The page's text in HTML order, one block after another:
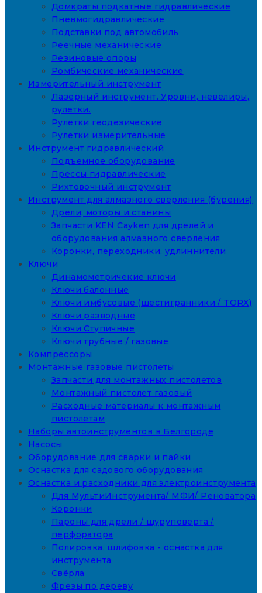
Домкраты подкатные гидравлические
Пневмогидравлические
Подставки под автомобиль
Реечные механические
Резиновые опоры
Ромбические механические
Измерительный инструмент
Лазерный инструмент. Уровни, невелиры,
рулетки.
Рулетки геодезические
Рулетки измерительные
Инструмент гидравлический
Подъемное оборудование
Прессы гидравлические
Рихтовочный инструмент
Инструмент для алмазного сверления (бурения)
Дрели, моторы и станины
Запчасти KEN Cayken для дрелей и
оборудования алмазного сверления
Коронки, переходники, удлиннители
Ключи
Динамометричекие ключи
Ключи балонные
Ключи имбусовые (шестигранники / TORX)
Ключи разводные
Ключи Ступичные
Ключи трубные / газовые
Компрессоры
Монтажные газовые пистолеты
Запчасти для монтажных пистолетов
Монтажный пистолет газовый
Расходные материалы к монтажным
пистолетам
Наборы автоинструментов в Белгороде
Насосы
Оборудование для сварки и пайки
Оснастка для садового оборудования
Оснастка и расходники для электроинструмента
Для МультиИнструмента/ МФИ/ Реноватора
Коронки
Пароны для дрели / шуруповерта /
перфоратора
Полировка, шлифовка - оснастка для
инструмента
Свёрла
Фрезы по дереву